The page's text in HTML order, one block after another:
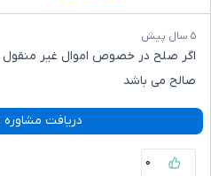
۵ سال پیش
اگر صلح در خصوص اموال غیر منقول
صالح می باشد
دریافت مشاوره
۰